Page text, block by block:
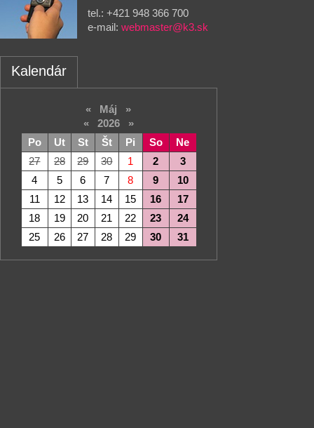
tel.: +421 948 366 700
e-mail:webmaster@k3.sk
Kalendár
« Máj
»
«
2026
»
Po
Ut St Št Pi So
Ne
27
28 29 30 1 2
3
4
5 6 7 8 9
10
11
12 13 14 15 16
17
18
19 20 21 22 23
24
25
26 27 28 29 30 31